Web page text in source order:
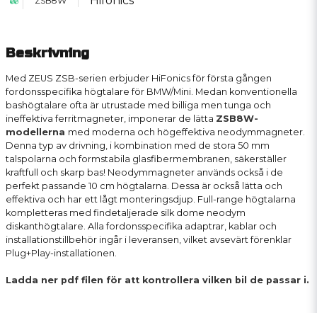
Beskrivning
Med ZEUS ZSB-serien erbjuder HiFonics för första gången
fordonsspecifika högtalare för BMW/Mini. Medan konventionella
bashögtalare ofta är utrustade med billiga men tunga och
ineffektiva ferritmagneter, imponerar de lätta ZSB8W-
modellerna med moderna och högeffektiva neodymmagneter.
Denna typ av drivning, i kombination med de stora 50 mm
talspolarna och formstabila glasfibermembranen, säkerställer
kraftfull och skarp bas! Neodymmagneter används också i de
perfekt passande 10 cm högtalarna. Dessa är också lätta och
effektiva och har ett lågt monteringsdjup. Full-range högtalarna
kompletteras med findetaljerade silk dome neodym
diskanthögtalare. Alla fordonsspecifika adaptrar, kablar och
installationstillbehör ingår i leveransen, vilket avsevärt förenklar
Plug+Play-installationen.
Ladda ner pdf filen för att kontrollera vilken bil de passar i.